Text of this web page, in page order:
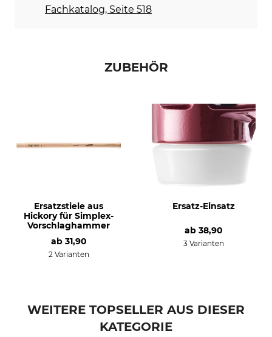
Fachkatalog, Seite 518
ZUBEHÖR
Ersatzstiele aus
Hickory für Simplex-
Vorschlaghammer
ab 31,90
2 Varianten
Ersatz-Einsatz
ab 38,90
3 Varianten
WEITERE TOPSELLER AUS DIESER
KATEGORIE